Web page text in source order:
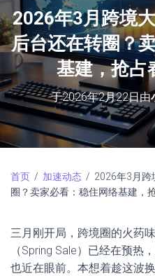
2026年3月跨境
后台还在转圈？
基建，抢占
于2026年2月22日由
首页 / 加速动态 / 2026年3月跨
圈？卖家必看：稳住网络基建，
三月刚开局，跨境圈的火药
（Spring Sale）已经在预热
也近在眼前。本想着趁这波